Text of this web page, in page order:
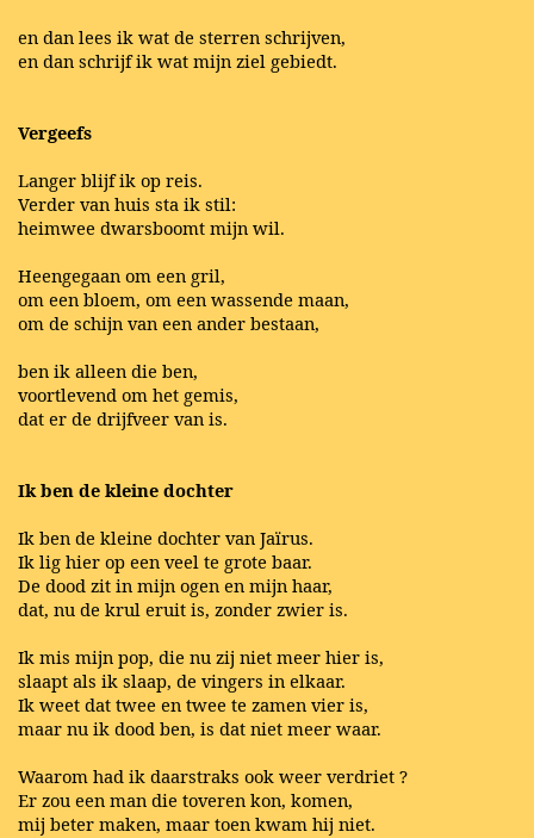
en dan lees ik wat de sterren schrijven,
en dan schrijf ik wat mijn ziel gebiedt.
Vergeefs
Langer blijf ik op reis.
Verder van huis sta ik stil:
heimwee dwarsboomt mijn wil.
Heengegaan om een gril,
om een bloem, om een wassende maan,
om de schijn van een ander bestaan,
ben ik alleen die ben,
voortlevend om het gemis,
dat er de drijfveer van is.
Ik ben de kleine dochter
Ik ben de kleine dochter van Jaïrus.
Ik lig hier op een veel te grote baar.
De dood zit in mijn ogen en mijn haar,
dat, nu de krul eruit is, zonder zwier is.
Ik mis mijn pop, die nu zij niet meer hier is,
slaapt als ik slaap, de vingers in elkaar.
Ik weet dat twee en twee te zamen vier is,
maar nu ik dood ben, is dat niet meer waar.
Waarom had ik daarstraks ook weer verdriet ?
Er zou een man die toveren kon, komen,
mij beter maken, maar toen kwam hij niet.